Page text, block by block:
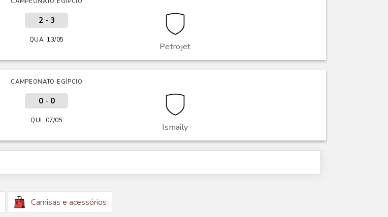
Petrojet
2- 3
QUA, 13/05
CAMPEONATO EGÍPCIO
Ismaily
0- 0
QUI, 07/05
Camisas e acessórios